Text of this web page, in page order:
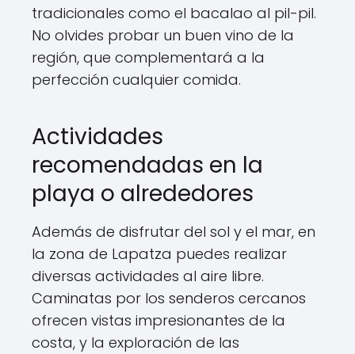
tradicionales como el bacalao al pil-pil.
No olvides probar un buen vino de la
región, que complementará a la
perfección cualquier comida.
Actividades
recomendadas en la
playa o alrededores
Además de disfrutar del sol y el mar, en
la zona de Lapatza puedes realizar
diversas actividades al aire libre.
Caminatas por los senderos cercanos
ofrecen vistas impresionantes de la
costa, y la exploración de las